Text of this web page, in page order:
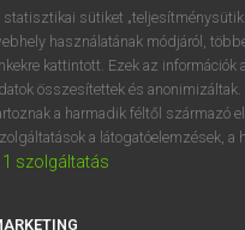
fn
baklövés
baki
hiba
ballépés
botlás
(nevetséges) tévedés
statisztikai sütiket
használatának módjáról,
kattintott. Ezek az
összesítettek és
a harmadik féltől származó
a látogatóelemzések, a
1 szolgáltatás
q w e r
a s d f
í y x c